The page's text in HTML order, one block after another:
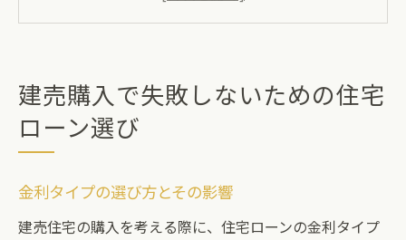
自己資金と借入額のバランスの見極め
追加費用の計算と支払い計画の立案
愛知県名古屋市南区の建売市場を徹底解説
建売購入で失敗しないための住宅
ローン選び
金利タイプの選び方とその影響
建売住宅の購入を考える際に、住宅ローンの金利タイプ